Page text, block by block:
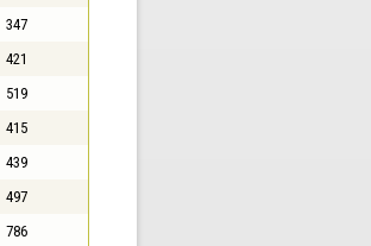
347
421
519
415
439
497
786